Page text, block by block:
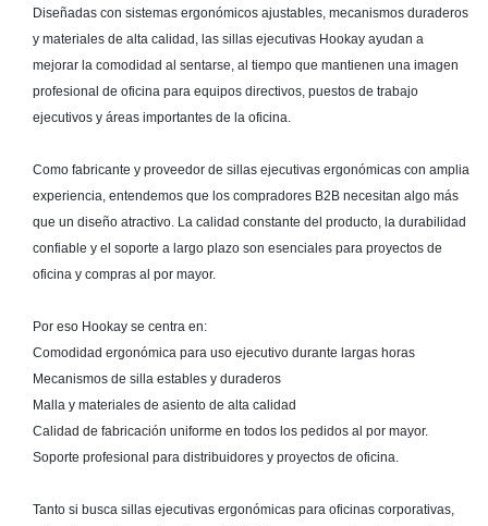
Diseñadas con sistemas ergonómicos ajustables, mecanismos duraderos
y materiales de alta calidad, las sillas ejecutivas Hookay ayudan a
mejorar la comodidad al sentarse, al tiempo que mantienen una imagen
profesional de oficina para equipos directivos, puestos de trabajo
ejecutivos y áreas importantes de la oficina.
Como fabricante y proveedor de sillas ejecutivas ergonómicas con amplia
experiencia, entendemos que los compradores B2B necesitan algo más
que un diseño atractivo. La calidad constante del producto, la durabilidad
confiable y el soporte a largo plazo son esenciales para proyectos de
oficina y compras al por mayor.
Por eso Hookay se centra en:
Comodidad ergonómica para uso ejecutivo durante largas horas
Mecanismos de silla estables y duraderos
Malla y materiales de asiento de alta calidad
Calidad de fabricación uniforme en todos los pedidos al por mayor.
Soporte profesional para distribuidores y proyectos de oficina.
Tanto si busca sillas ejecutivas ergonómicas para oficinas corporativas,